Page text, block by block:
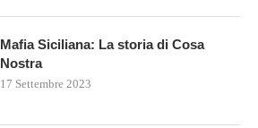
Mafia Siciliana: La storia di Cosa
Nostra
17 Settembre 2023